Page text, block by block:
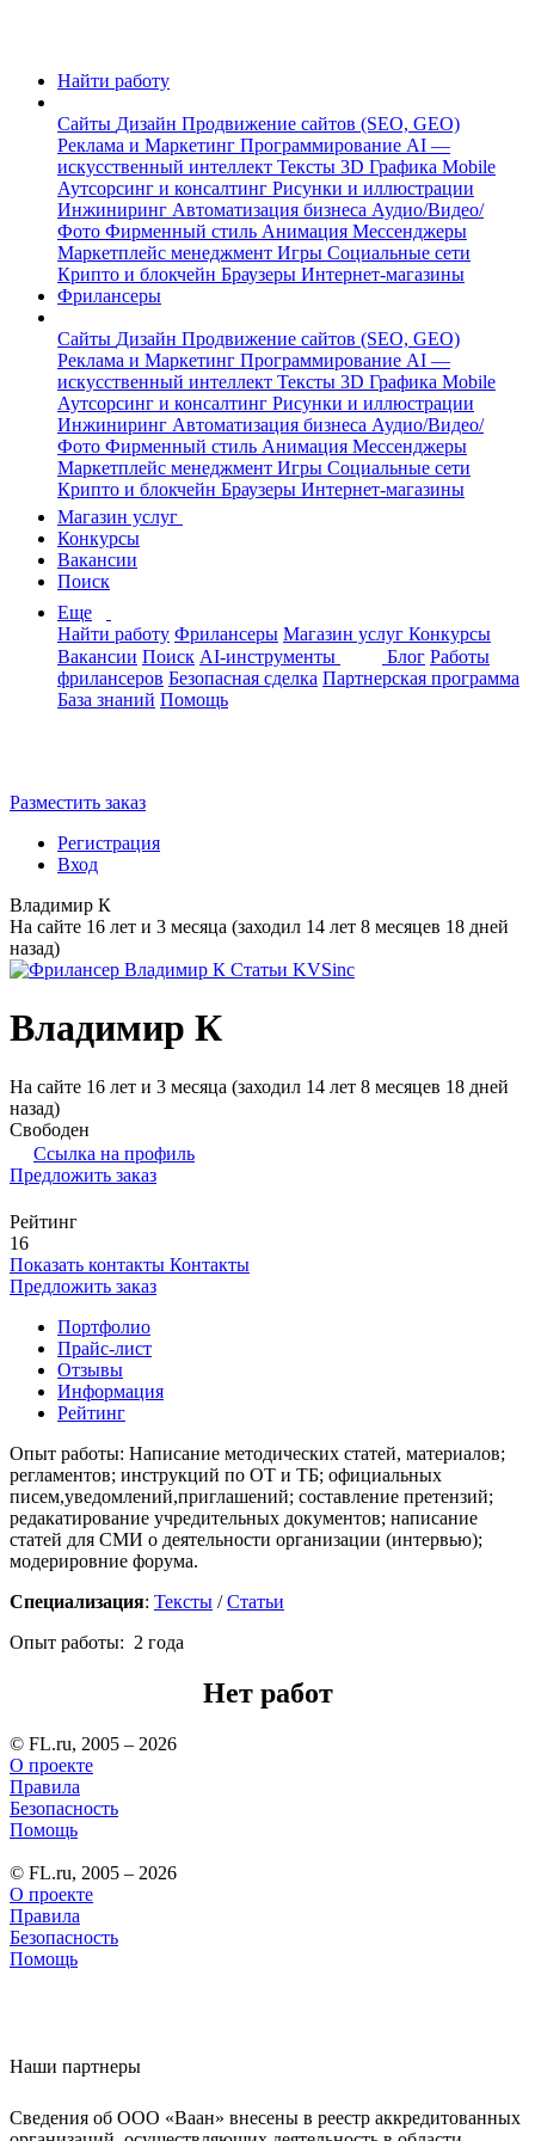
Найти работу
Сайты Дизайн Продвижение сайтов (SEO, GEO)
Реклама и Маркетинг Программирование AI —
искусственный интеллект Тексты 3D Графика Mobile
Аутсорсинг и консалтинг Рисунки и иллюстрации
Инжиниринг Автоматизация бизнеса Аудио/Видео/
Фото Фирменный стиль Анимация Мессенджеры
Маркетплейс менеджмент Игры Социальные сети
Крипто и блокчейн Браузеры Интернет-магазины
Фрилансеры
Сайты Дизайн Продвижение сайтов (SEO, GEO)
Реклама и Маркетинг Программирование AI —
искусственный интеллект Тексты 3D Графика Mobile
Аутсорсинг и консалтинг Рисунки и иллюстрации
Инжиниринг Автоматизация бизнеса Аудио/Видео/
Фото Фирменный стиль Анимация Мессенджеры
Маркетплейс менеджмент Игры Социальные сети
Крипто и блокчейн Браузеры Интернет-магазины
Магазин услуг
Конкурсы
Вакансии
Поиск
Еще
Найти работу Фрилансеры Магазин услуг Конкурсы
Вакансии Поиск AI-инструменты Блог Работы
фрилансеров Безопасная сделка Партнерская программа
База знаний Помощь
Разместить заказ
Регистрация
Вход
Владимир К
На сайте 16 лет и 3 месяца (заходил 14 лет 8 месяцев 18 дней
назад)
Владимир К
На сайте 16 лет и 3 месяца (заходил 14 лет 8 месяцев 18 дней
назад)
Свободен
Ссылка на профиль
Предложить заказ
Рейтинг
16
Показать контакты Контакты
Предложить заказ
Портфолио
Прайс-лист
Отзывы
Информация
Рейтинг
Опыт работы: Написание методических статей, материалов;
регламентов; инструкций по ОТ и ТБ; официальных
писем,уведомлений,приглашений; составление претензий;
редакатирование учредительных документов; написание
статей для СМИ о деятельности организации (интервью);
модерировние форума.
Специализация: Тексты /Статьи
Опыт работы: 2 года
Нет работ
© FL.ru, 2005 – 2026
О проекте
Правила
Безопасность
Помощь
© FL.ru, 2005 – 2026
О проекте
Правила
Безопасность
Помощь
Наши партнеры
Сведения об ООО «Ваан» внесены в реестр аккредитованных